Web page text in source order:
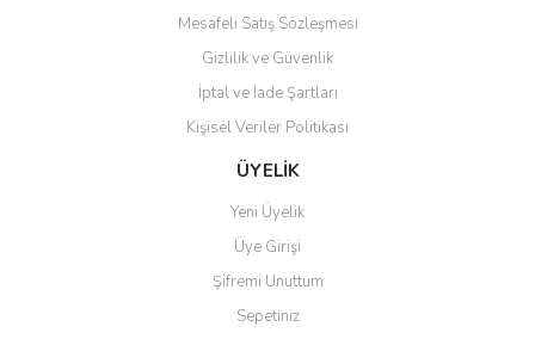
Gönder
Mesafeli Satış Sözleşmesi
Gizlilik ve Güvenlik
İptal ve İade Şartları
Kişisel Veriler Politikası
ÜYELİK
Yeni Üyelik
Üye Girişi
Şifremi Unuttum
Sepetiniz